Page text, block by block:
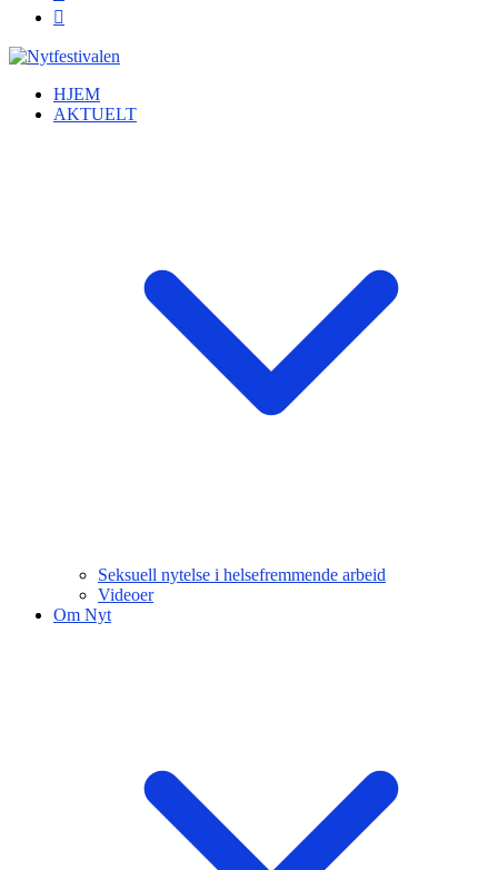
HJEM
AKTUELT
Seksuell nytelse i helsefremmende arbeid
Videoer
Om Nyt